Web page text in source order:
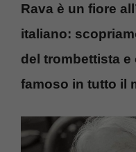
Rava è un fiore
italiano:
del trombettista
famoso in tutto il